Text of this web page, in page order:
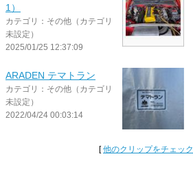
1）
カテゴリ：その他（カテゴリ
未設定）
2025/01/25 12:37:09
ARADEN テマトラン
カテゴリ：その他（カテゴリ
未設定）
2022/04/24 00:03:14
[他のクリップをチェック